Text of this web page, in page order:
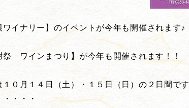
イナリー】のイベントが今年も開催されます♪
祭 ワインまつり】が今年も開催されます！！
０月１４日（土）・１５日（日）の２日間です
・・・